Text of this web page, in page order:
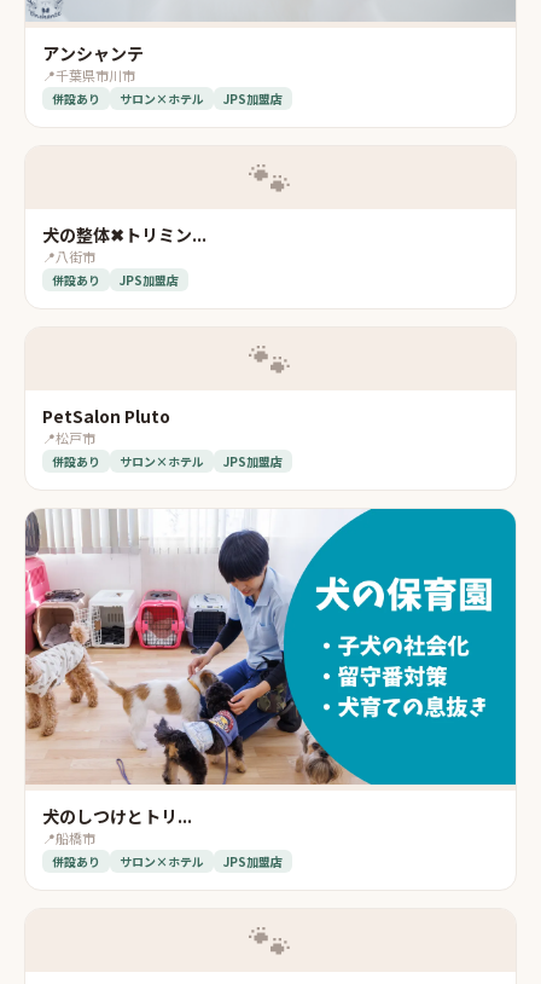
アンシャンテ
📍千葉県市川市
併設あり サロン×ホテル JPS加盟店
🐾
犬の整体✖トリミン...
📍八街市
併設あり JPS加盟店
🐾
PetSalon Pluto
📍松戸市
併設あり サロン×ホテル JPS加盟店
犬のしつけとトリ...
📍船橋市
併設あり サロン×ホテル JPS加盟店
🐾